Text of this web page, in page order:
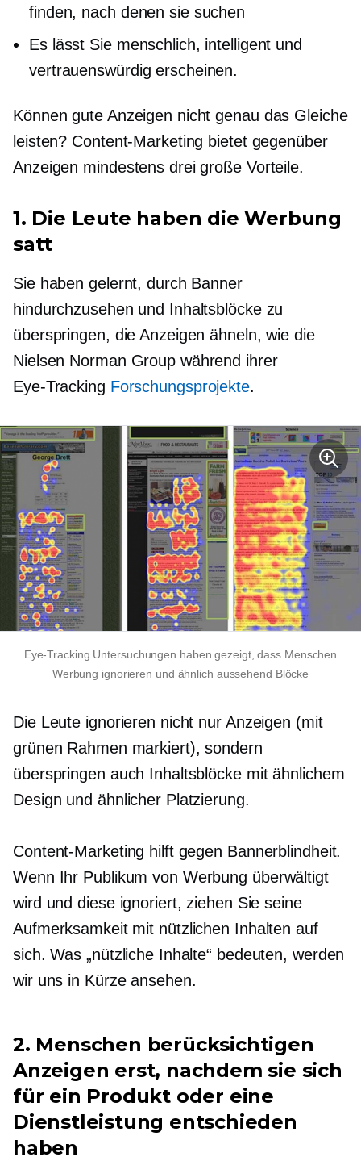
finden, nach denen sie suchen
Es lässt Sie menschlich, intelligent und
vertrauenswürdig erscheinen.
Können gute Anzeigen nicht genau das Gleiche
leisten? Content-Marketing bietet gegenüber
Anzeigen mindestens drei große Vorteile.
1. Die Leute haben die Werbung
satt
Sie haben gelernt, durch Banner
hindurchzusehen und Inhaltsblöcke zu
überspringen, die Anzeigen ähneln, wie die
Nielsen Norman Group während ihrer
Eye-Tracking Forschungsprojekte.
Eye-Tracking Untersuchungen haben gezeigt, dass Menschen
Werbung ignorieren und ähnlich aussehend Blöcke
Die Leute ignorieren nicht nur Anzeigen (mit
grünen Rahmen markiert), sondern
überspringen auch Inhaltsblöcke mit ähnlichem
Design und ähnlicher Platzierung.
Content-Marketing hilft gegen Bannerblindheit.
Wenn Ihr Publikum von Werbung überwältigt
wird und diese ignoriert, ziehen Sie seine
Aufmerksamkeit mit nützlichen Inhalten auf
sich. Was „nützliche Inhalte“ bedeuten, werden
wir uns in Kürze ansehen.
2. Menschen berücksichtigen
Anzeigen erst, nachdem sie sich
für ein Produkt oder eine
Dienstleistung entschieden
haben